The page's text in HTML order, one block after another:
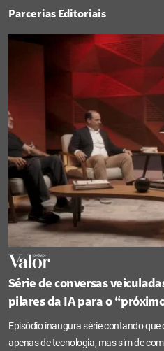
Parcerias Editoriais
Série de conversas
pilares da IA para o
Episódio inaugura série contando que
apenas de tecnologia, mas sim de